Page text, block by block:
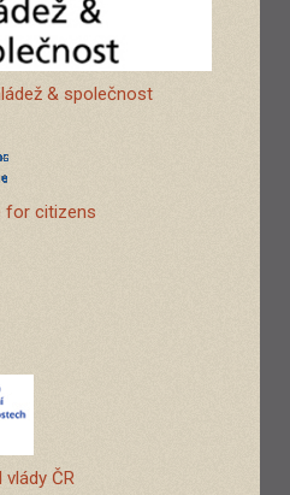
& společnost
for citizens
vlády ČR